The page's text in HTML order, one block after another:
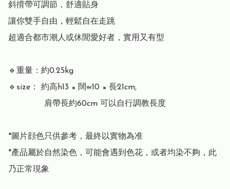
斜揹帶可調節，舒適貼身
讓你雙手自由，輕鬆自在走跳
超適合都市潮人或休閒愛好者，實用又有型
🔹重量：約0.25kg
🔹size： 約高h13 × 闊w10 × 長21cm,
*圖片顔色只供參考，最終以實物為准
*產品屬於自然染色，可能會遇到色花，或者均染不夠，此
乃正常現象